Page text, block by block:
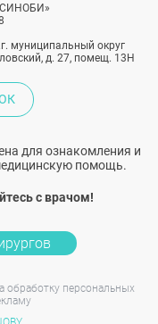
муниципальный округ
д. 27, помещ. 13Н
для ознакомления и
помощь.
с врачом!
обработку персональных